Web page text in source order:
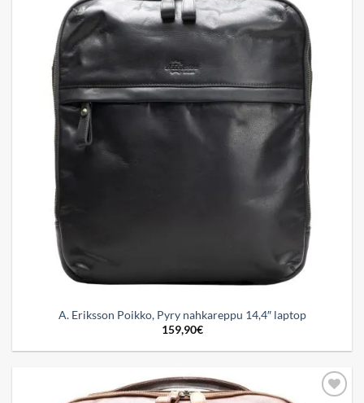
A. Eriksson Poikko, Pyry nahkareppu 14,4″ laptop
159,90€